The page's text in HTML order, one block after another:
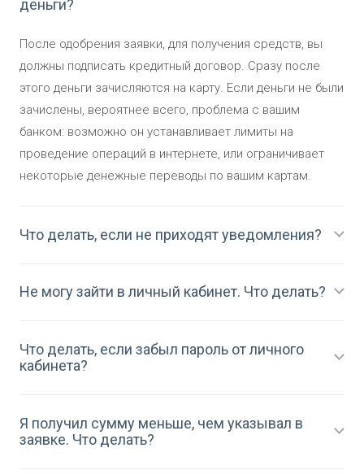
деньги?
После одобрения заявки, для получения средств, вы
должны подписать кредитный договор. Сразу после
этого деньги зачисляются на карту. Если деньги не были
зачислены, вероятнее всего, проблема с вашим
банком: возможно он устанавливает лимиты на
проведение операций в интернете, или ограничивает
некоторые денежные переводы по вашим картам.
Что делать, если не приходят уведомления?
Не могу зайти в личный кабинет. Что делать?
Что делать, если забыл пароль от личного
кабинета?
Я получил сумму меньше, чем указывал в
заявке. Что делать?